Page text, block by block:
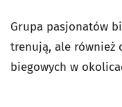
Grupa pasjonatów
trenują, ale również
biegowych w